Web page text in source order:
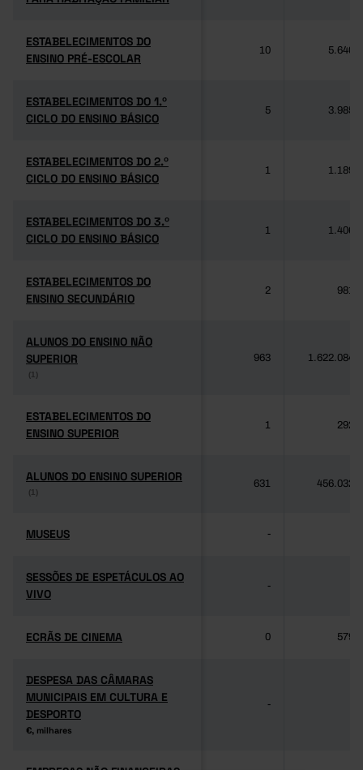
ESTABELECIMENTOS DO
ENSINO PRÉ-ESCOLAR
ESTABELECIMENTOS DO
ENSINO PRÉ-ESCOLAR
10 5.640
ESTABELECIMENTOS DO 1.º
CICLO DO ENSINO BÁSICO
ESTABELECIMENTOS DO 1.º
CICLO DO ENSINO BÁSICO
5 3.985
ESTABELECIMENTOS DO 2.º
CICLO DO ENSINO BÁSICO
ESTABELECIMENTOS DO 2.º
CICLO DO ENSINO BÁSICO
1 1.189
ESTABELECIMENTOS DO 3.º
CICLO DO ENSINO BÁSICO
ESTABELECIMENTOS DO 3.º
CICLO DO ENSINO BÁSICO
1 1.406
ESTABELECIMENTOS DO
ENSINO SECUNDÁRIO
ESTABELECIMENTOS DO
ENSINO SECUNDÁRIO
2 981
ALUNOS DO ENSINO NÃO
SUPERIOR
(1)
ALUNOS DO ENSINO NÃO
SUPERIOR
(1)
963 1.622.084
ESTABELECIMENTOS DO
ENSINO SUPERIOR
ESTABELECIMENTOS DO
ENSINO SUPERIOR
1 292
ALUNOS DO ENSINO SUPERIOR
(1)
ALUNOS DO ENSINO SUPERIOR
(1)
631 456.032
MUSEUS
MUSEUS -
SESSÕES DE ESPETÁCULOS AO
VIVO
SESSÕES DE ESPETÁCULOS AO
VIVO
-
ECRÃS DE CINEMA
ECRÃS DE CINEMA 0 579
DESPESA DAS CÂMARAS
MUNICIPAIS EM CULTURA E
DESPORTO
€, milhares
DESPESA DAS CÂMARAS
MUNICIPAIS EM CULTURA E
DESPORTO
€, milhares
-